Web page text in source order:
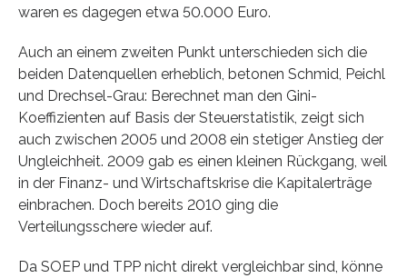
waren es dagegen etwa 50.000 Euro.
Auch an einem zweiten Punkt unterschieden sich die
beiden Datenquellen erheblich, betonen Schmid, Peichl
und Drechsel-Grau: Berechnet man den Gini-
Koeffizienten auf Basis der Steuerstatistik, zeigt sich
auch zwischen 2005 und 2008 ein stetiger Anstieg der
Ungleichheit. 2009 gab es einen kleinen Rückgang, weil
in der Finanz- und Wirtschaftskrise die Kapitalerträge
einbrachen. Doch bereits 2010 ging die
Verteilungsschere wieder auf.
Da SOEP und TPP nicht direkt vergleichbar sind, könne